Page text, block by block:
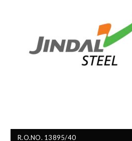
R.O.NO. 13895/40